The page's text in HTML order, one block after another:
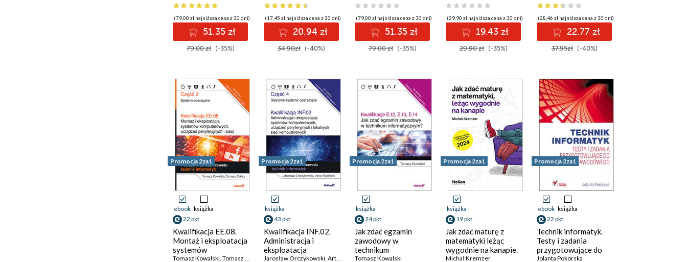
programowania -
projektowanie
oprogramowania,
testowanie i
dokumentowanie
aplikacji. Podręcznik
(79,00 zł najniższa cena z 30 dni)
51.35 zł
79.00 zł (-35%)
(17,45 zł najniższa cena z 30 dni)
20.94 zł
34.90zł (-40%)
Programowanie
obiektowe. Podręcznik
do nauki zawodu
technik programista
(79,00 zł najniższa cena z 30 dni)
51.35 zł
79.00 zł (-35%)
(29,90 zł najniższa cena z 30 dni)
19.43 zł
29.90 zł (-35%)
peryferyjnych i sieci.
Część 1. Urządzenia
techniki
komputerowej.
Podręcznik do nauki
zawodu technik
(28,46 zł najniższa cena z 30 dni)
22.77 zł
37.95zł (-40%)
Promocja 2za1
ebook książka
22 pkt
Kwalifikacja EE.08.
Montaż i eksploatacja
systemów
komputerowych,
Tomasz Kowalski, Tomasz Orkisz
Promocja 2za1
książka
43 pkt
Kwalifikacja INF.02.
Administracja i
eksploatacja
systemów
Jarosław Orczykowski, Artur Rudnicki
Promocja 2za1
książka
24 pkt
Jak zdać egzamin
zawodowy w
technikum
informatycznym?
Tomasz Kowalski
Promocja 2za1
książka
19 pkt
Jak zdać maturę z
matematyki leżąc
wygodnie na kanapie.
Zadania z zakresu
Michał Kremzer
Promocja 2za1
ebook książka
22 pkt
Technik informatyk.
Testy i zadania
przygotowujące do
egzaminu
Jolanta Pokorska